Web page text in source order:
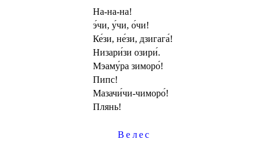
На-на-на!
э́чи, у́чи, о́чи!
Ке́зи, не́зи, дзигага́!
Низари́зи озири́.
Мэаму́ра зиморо́!
Пипс!
Мазачи́чи-чиморо́!
Плянь!
Велес